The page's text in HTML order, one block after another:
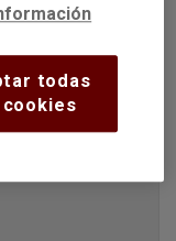
método no es
todas
cookies